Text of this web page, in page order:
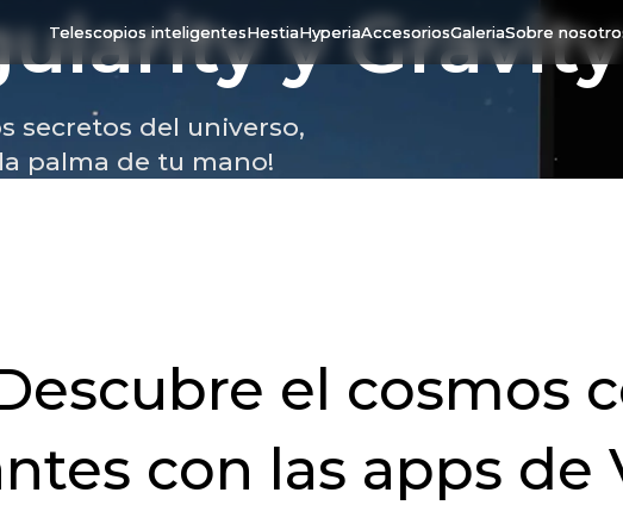
Telescopios inteligentesHestiaHyperiaAccesoriosGaleriaSobre
y Gravity
secretos del universo,
palma de tu mano!
el cosmos
con las apps de